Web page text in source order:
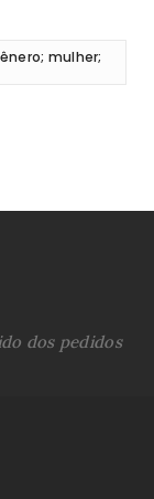
mulher;
dos pedidos